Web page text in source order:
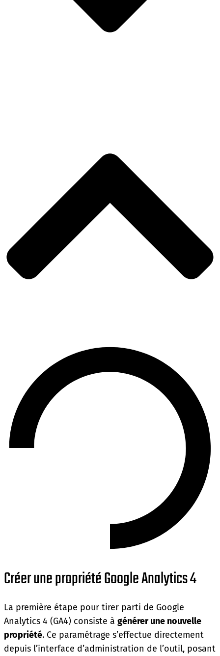
Créer une propriété Google Analytics 4
La première étape pour tirer parti de Google
Analytics 4 (GA4) consiste à générer une nouvelle
propriété. Ce paramétrage s’effectue directement
depuis l’interface d’administration de l’outil, posant